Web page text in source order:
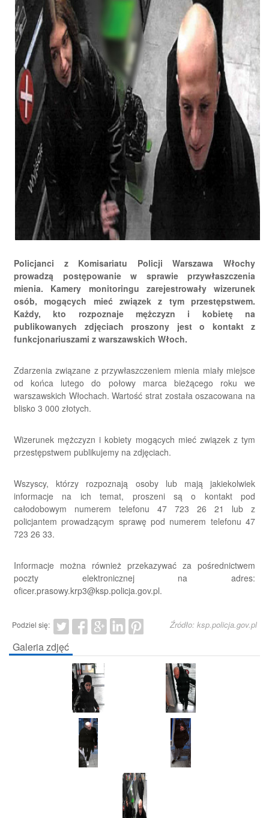
Policjanci z Komisariatu Policji Warszawa Włochy
prowadzą postępowanie w sprawie przywłaszczenia
mienia. Kamery monitoringu zarejestrowały wizerunek
osób, mogących mieć związek z tym przestępstwem.
Każdy, kto rozpoznaje mężczyzn i kobietę na
publikowanych zdjęciach proszony jest o kontakt z
funkcjonariuszami z warszawskich Włoch.
Zdarzenia związane z przywłaszczeniem mienia miały miejsce
od końca lutego do połowy marca bieżącego roku we
warszawskich Włochach. Wartość strat została oszacowana na
blisko 3 000 złotych.
Wizerunek mężczyzn i kobiety mogących mieć związek z tym
przestępstwem publikujemy na zdjęciach.
Wszyscy, którzy rozpoznają osoby lub mają jakiekolwiek
informacje na ich temat, proszeni są o kontakt pod
całodobowym numerem telefonu 47 723 26 21 lub z
policjantem prowadzącym sprawę pod numerem telefonu 47
723 26 33.
Informacje można również przekazywać za pośrednictwem
poczty elektronicznej na adres:
oficer.prasowy.krp3@ksp.policja.gov.pl.
Podziel się: Źródło: ksp.policja.gov.pl
Galeria zdjęć